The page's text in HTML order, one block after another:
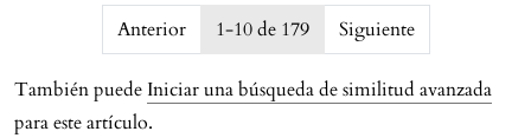
issue.pagination6a75c56e87239
Anterior 1-10 de 179 Siguiente
También puede Iniciar una búsqueda de similitud avanzada
para este artículo.